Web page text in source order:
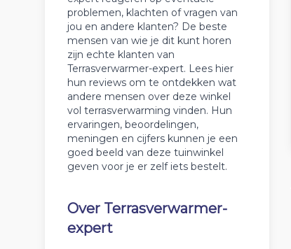
problemen, klachten of vragen van
jou en andere klanten? De beste
mensen van wie je dit kunt horen
zijn echte klanten van
Terrasverwarmer-expert. Lees hier
hun reviews om te ontdekken wat
andere mensen over deze winkel
vol terrasverwarming vinden. Hun
ervaringen, beoordelingen,
meningen en cijfers kunnen je een
goed beeld van deze tuinwinkel
geven voor je er zelf iets bestelt.
Over Terrasverwarmer-
expert